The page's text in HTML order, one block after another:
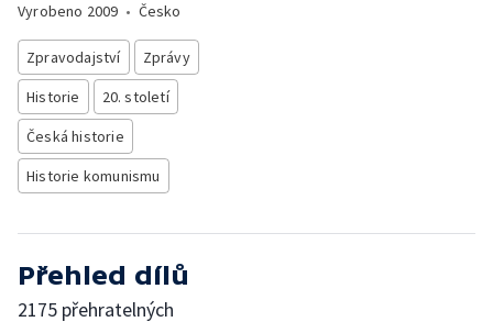
Vyrobeno 2009 • Česko
Zpravodajství
Zprávy
Historie
20. století
Česká historie
Historie komunismu
Přehled dílů
2175 přehratelných